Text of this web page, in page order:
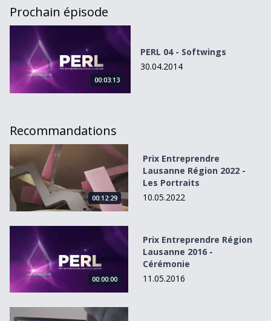
Prochain épisode
PERL 04 - Softwings
00:03:13
PERL 04 - Softwings
30.04.2014
Recommandations
Prix Entreprendre Lausanne Région 2022 - Les Portraits
00:12:29
Prix Entreprendre
Lausanne Région 2022 -
Les Portraits
10.05.2022
Prix Entreprendre Région Lausanne 2016 - Cérémonie
00:00:00
Prix Entreprendre Région
Lausanne 2016 -
Cérémonie
11.05.2016
Portraits des nominés